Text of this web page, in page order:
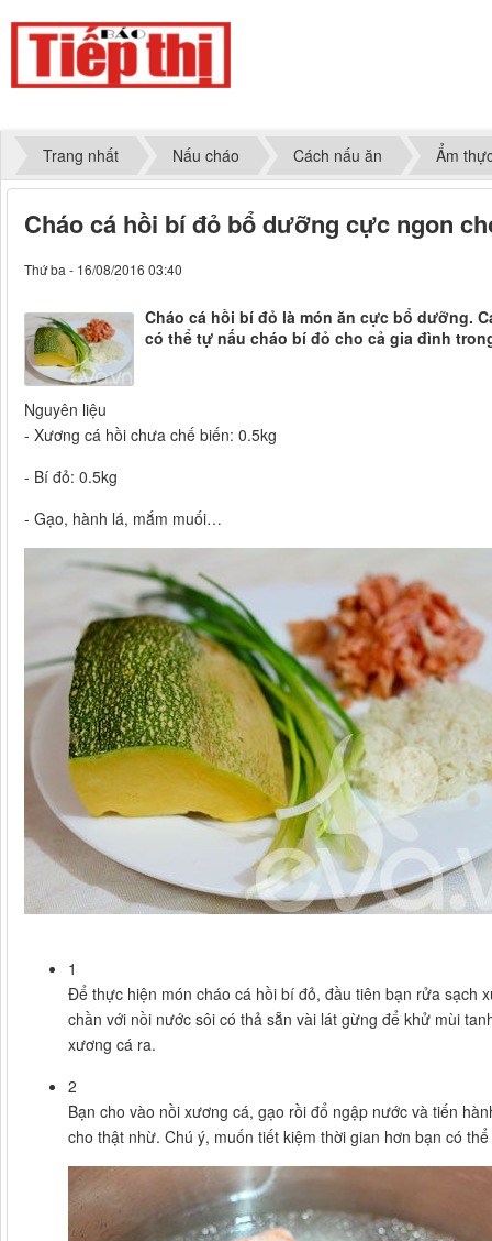
Trang nhất Nấu cháo Cách nấu ăn Ẩm
Cháo cá hồi bí đỏ bổ dưỡng cực ngon
Thứ ba - 16/08/2016 03:40
Cháo cá hồi bí đỏ là món ăn cực bổ dưỡng.
có thể tự nấu cháo bí đỏ cho cả gia đình
Nguyên liệu
- Xương cá hồi chưa chế biến: 0.5kg
- Bí đỏ: 0.5kg
- Gạo, hành lá, mắm muối…
1
Để thực hiện món cháo cá hồi bí đỏ, đầu tiên bạn rửa sạch
chần với nồi nước sôi có thả sẵn vài lát gừng để khử mùi
xương cá ra.
2
Bạn cho vào nồi xương cá, gạo rồi đổ ngập nước và tiến
cho thật nhừ. Chú ý, muốn tiết kiệm thời gian hơn bạn có